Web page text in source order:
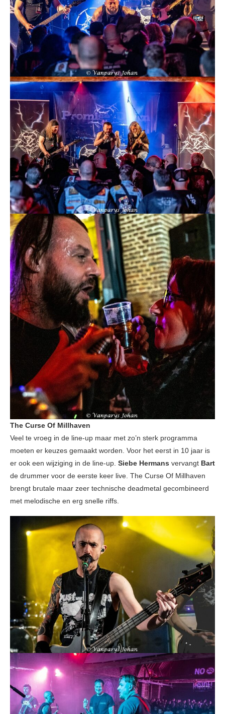
The Curse Of Millhaven
Veel te vroeg in de line-up maar met zo’n sterk programma
moeten er keuzes gemaakt worden. Voor het eerst in 10 jaar is
er ook een wijziging in de line-up. Siebe Hermans vervangt Bart
de drummer voor de eerste keer live. The Curse Of Millhaven
brengt brutale maar zeer technische deadmetal gecombineerd
met melodische en erg snelle riffs.